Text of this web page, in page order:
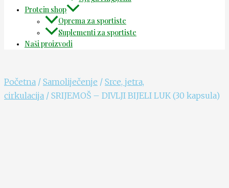
Protein shop
Oprema za sportiste
Suplementi za sportiste
Naši proizvodi
Početna / Samoliječenje / Srce, jetra,
cirkulacija / SRIJEMOŠ – DIVLJI BIJELI LUK (30 kapsula)